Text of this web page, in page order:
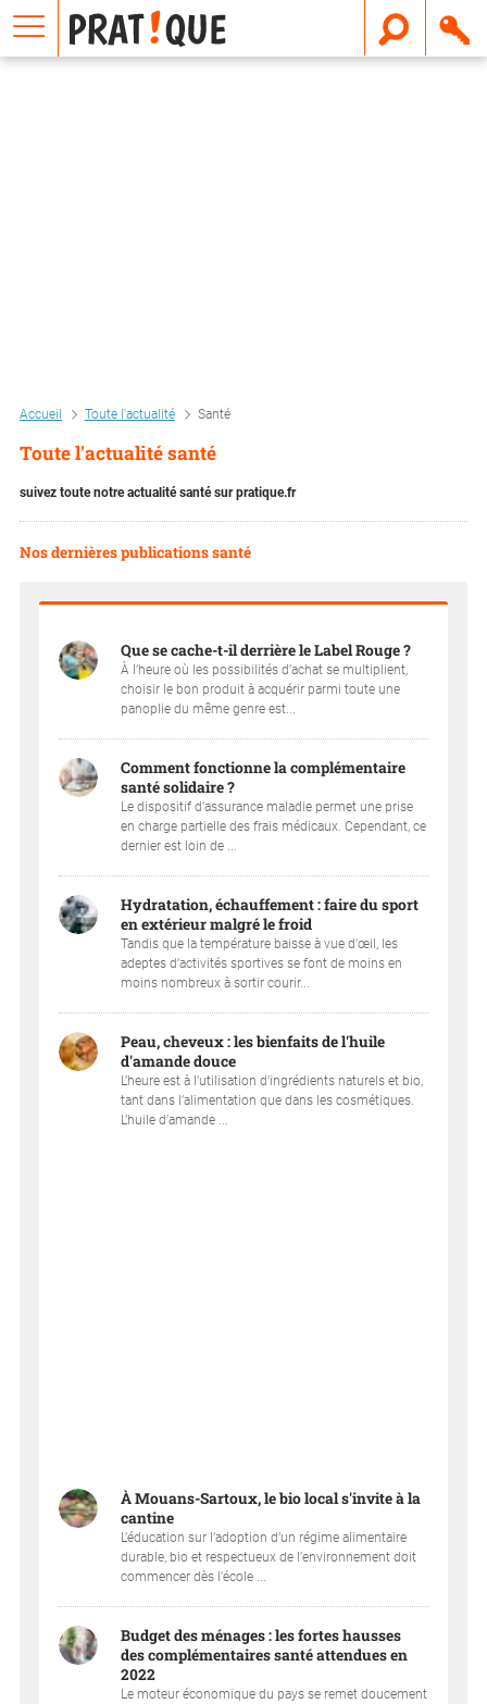
Accueil Toute l'actualité Santé
Toute l'actualité santé
suivez toute notre actualité santé sur pratique.fr
Nos dernières publications santé
Que se cache-t-il derrière le Label Rouge ?
À l’heure où les possibilités d’achat se multiplient,
choisir le bon produit à acquérir parmi toute une
panoplie du même genre est...
Comment fonctionne la complémentaire
santé solidaire ?
Le dispositif d’assurance maladie permet une prise
en charge partielle des frais médicaux. Cependant, ce
dernier est loin de ...
Hydratation, échauffement : faire du sport
en extérieur malgré le froid
Tandis que la température baisse à vue d’œil, les
adeptes d’activités sportives se font de moins en
moins nombreux à sortir courir...
Peau, cheveux : les bienfaits de l'huile
d'amande douce
L’heure est à l’utilisation d’ingrédients naturels et bio,
tant dans l’alimentation que dans les cosmétiques.
L’huile d’amande ...
À Mouans-Sartoux, le bio local s'invite à la
cantine
L’éducation sur l’adoption d’un régime alimentaire
durable, bio et respectueux de l’environnement doit
commencer dès l’école ...
Budget des ménages : les fortes hausses
des complémentaires santé attendues en
2022
Le moteur économique du pays se remet doucement
E
m
a